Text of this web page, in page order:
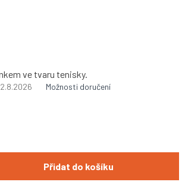
Možnosti doručení
Přidat do košíku
ve tvaru tenisky.